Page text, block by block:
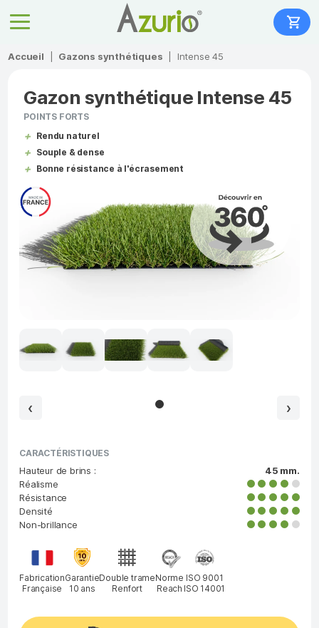
Accueil Gazons synthétiques Intense 45
‹ ›
Gazon synthétique Intense 45
POINTS FORTS
Rendu naturel
Souple & dense
Bonne résistance à l'écrasement
CARACTÉRISTIQUES
Hauteur de brins :
45 mm.
Réalisme
Résistance
Densité
Non-brillance
Fabrication
Française
Garantie
10 ans
Double trame
Renfort
Norme
Reach
ISO 9001
ISO 14001